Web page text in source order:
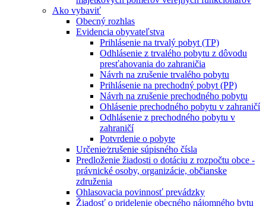
Ako vybaviť
Obecný rozhlas
Evidencia obyvateľstva
Prihlásenie na trvalý pobyt (TP)
Odhlásenie z trvalého pobytu z dôvodu
presťahovania do zahraničia
Návrh na zrušenie trvalého pobytu
Prihlásenie na prechodný pobyt (PP)
Návrh na zrušenie prechodného pobytu
Ohlásenie prechodného pobytu v zahraničí
Odhlásenie z prechodného pobytu v
zahraničí
Potvrdenie o pobyte
Určenie⁄zrušenie súpisného čísla
Predloženie žiadosti o dotáciu z rozpočtu obce -
právnické osoby, organizácie, občianske
združenia
Ohlasovacia povinnosť prevádzky
Žiadosť o pridelenie obecného nájomného bytu